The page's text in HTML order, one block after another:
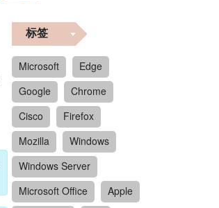
标签
Microsoft
Edge
Google
Chrome
Cisco
Firefox
Mozilla
Windows
Windows Server
Microsoft Office
Apple